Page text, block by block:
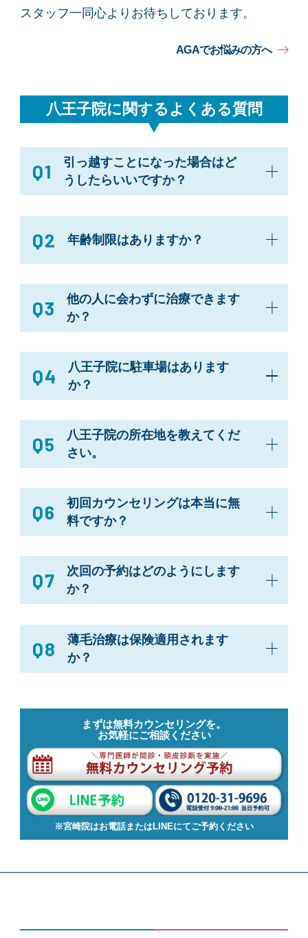
スタッフ一同心よりお待ちしております。
AGAでお悩みの方へ
八王子院に関するよくある質問
Q1
引っ越すことになった場合はど
うしたらいいですか？
Q2 年齢制限はありますか？
Q3
他の人に会わずに治療できます
か？
Q4
八王子院に駐車場はあります
か？
Q5
八王子院の所在地を教えてくだ
さい。
Q6
初回カウンセリングは本当に無
料ですか？
Q7
次回の予約はどのようにします
か？
Q8
薄毛治療は保険適用されます
か？
まずは無料カウンセリングを。
お気軽にご相談ください
※宮崎院はお電話またはLINEにてご予約ください